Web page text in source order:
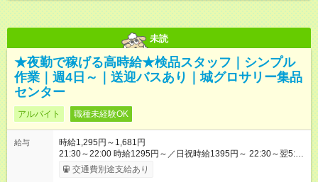
未読
★夜勤で稼げる高時給★検品スタッフ｜シンプル
作業｜週4日～｜送迎バスあり｜城グロサリー集品
センター
アルバイト 職種未経験OK
給与
時給1,295円～1,681円
21:30～22:00 時給1295円～／日祝時給1395円～ 22:30～翌5:00
時給1556円～／日祝時給1681円～ 05:00～06:00 時給1295円～
／日祝時給1395円～ ※出勤率時給制度、時給＋最大25円！（出
交通費別途支給あり